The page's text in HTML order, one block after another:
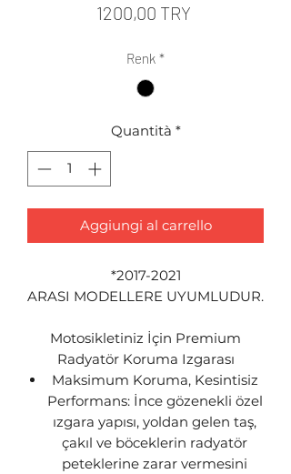
1200,00 TRYPrezzo
Renk *
Quantità *
Aggiungi al carrello
*2017-2021
ARASI MODELLERE UYUMLUDUR.
Motosikletiniz İçin Premium
Radyatör Koruma Izgarası
Maksimum Koruma, Kesintisiz
Performans: İnce gözenekli özel
ızgara yapısı, yoldan gelen taş,
çakıl ve böceklerin radyatör
peteklerine zarar vermesini